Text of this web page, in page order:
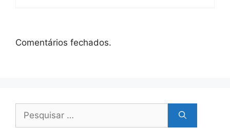
Comentários fechados.
por: